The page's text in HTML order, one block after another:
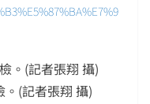
(記者張翔 攝)